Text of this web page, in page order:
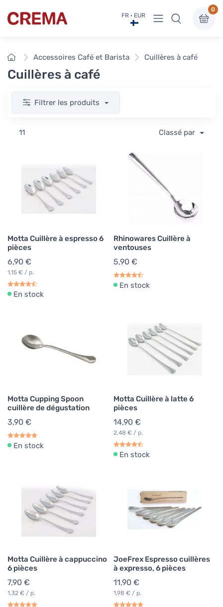
Crema FR · EUR Voir sous-menu
0
AccueilAccessoires Café et Barista Cuillères à café
Cuillères à café
Filtrer les produits
11 Classé par
Motta Cuillère à espresso 6
pièces
6,90 €
1,15 € / p.
En stock
Rhinowares Cuillère à
ventouses
5,90 €
En stock
Motta Cupping Spoon
cuillère de dégustation
3,90 €
En stock
Motta Cuillère à latte 6
pièces
14,90 €
2,48 € / p.
En stock
Motta Cuillère à cappuccino
6 pièces
7,90 €
1,32 € / p.
JoeFrex Espresso cuillères
à expresso, 6 pièces
11,90 €
1,98 € / p.